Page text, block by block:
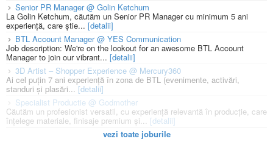
Senior PR Manager @ Golin Ketchum
La Golin Ketchum, căutăm un Senior PR Manager cu minimum 5 ani
experiență, care știe... [detalii]
BTL Account Manager @ YES Communication
Job description: We're on the lookout for an awesome BTL Account
Manager to join our vibrant... [detalii]
3D Artist – Shopper Experience @ Mercury360
Ai cel puțin 7 ani experiență în zona de BTL (evenimente, activări,
standuri și plasări...[detalii]
Specialist Productie @ Godmother
Căutăm un profesionist versatil, cu experiență relevantă în producție, care
înțelege materiale, finisaje premium și... [detalii]
vezi toate joburile